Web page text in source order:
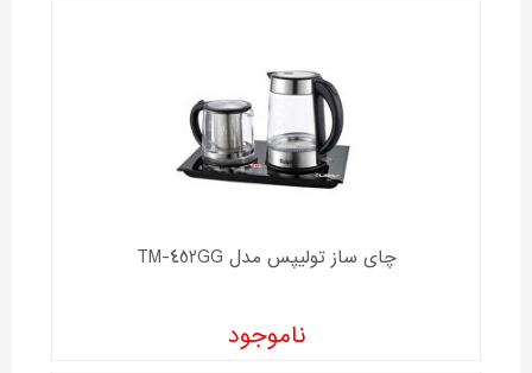
چای ساز تولیپس مدل TM-452GG
ناموجود